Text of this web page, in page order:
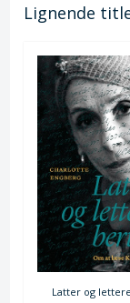
Lignende
Latter og